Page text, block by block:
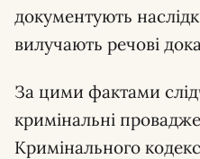
документують
вилучають речові
За цими фактами
кримінальні
Кримінального